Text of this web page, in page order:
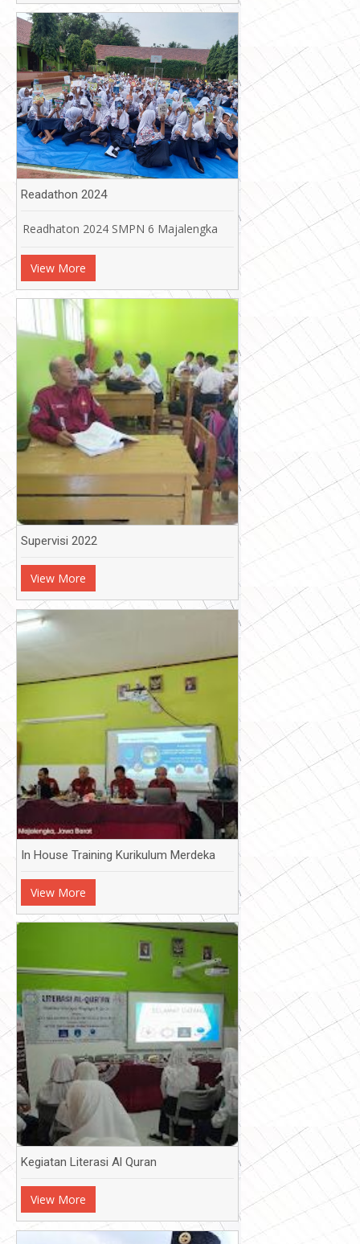
Readathon 2024
Readhaton 2024 SMPN 6 Majalengka
View More
Supervisi 2022
View More
In House Training Kurikulum Merdeka
View More
Kegiatan Literasi Al Quran
View More